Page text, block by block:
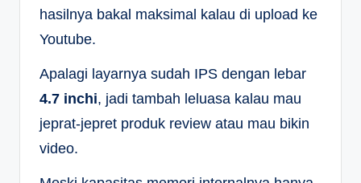
hasilnya bakal maksimal kalau di upload ke
Youtube.
Apalagi layarnya sudah IPS dengan lebar
4.7 inchi, jadi tambah leluasa kalau mau
jeprat-jepret produk review atau mau bikin
video.